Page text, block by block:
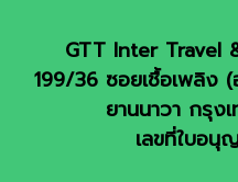
GTT Inter Travel
199/36 ซอยเชื้อเพลิง
ยานนาวา กรุง
เลขที่ใบอนุ